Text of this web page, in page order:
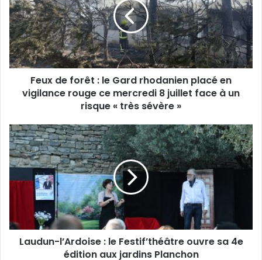
:
le
Gard
rhodanien
placé
en
vigilance
rouge
8
juillet
face
à
risque
sévère
Feux de forêt : le Gard rhodanien placé en
vigilance rouge ce mercredi 8 juillet face à un
risque « très sévère »
Laudun-
l’Ardoise
:
le
Festif’théâtre
ouvre
édition
auxLaudun-l’Ardoise : le Festif’théâtre ouvre sa 4e
édition aux jardins Planchon